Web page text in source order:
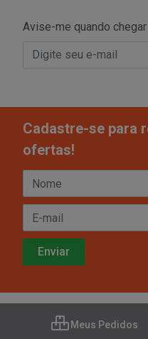
Avise-me quando chegar
Cadastre-se para
ofertas!
Meus Pedidos